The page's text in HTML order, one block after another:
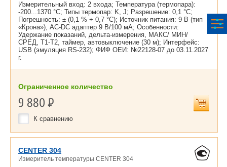
Измерительный вход: 2 входа; Температура (термопара):
-200...1370 °С; Типы термопар: K, J; Разрешение: 0,1 °С;
Погрешность: ± (0,1 % + 0,7 °С); Источник питания: 9 В (тип
«Крона»), AC-DC адаптер 9 В/100 мА; Особенности:
Удержание показаний, дельта-измерения, МАКС/ МИН/
СРЕД, Т1-Т2, таймер, автовыключение (30 м); Интерфейс:
USB (эмуляция RS-232); ФИФ ОЕИ: №22128-07 до 03.11.2027
г.
Ограниченное количество
9 880Р
К сравнению
CENTER 304
Измеритель температуры CENTER 304